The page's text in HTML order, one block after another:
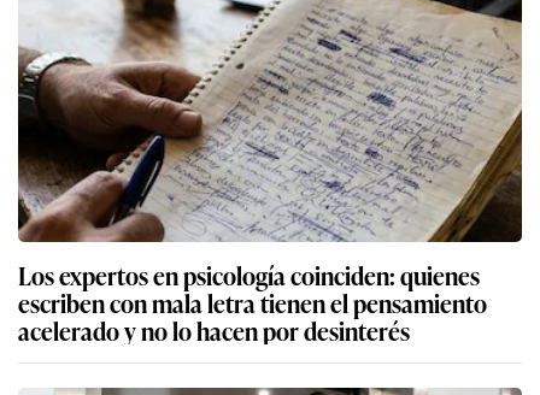
Los expertos en psicología coinciden: quienes
escriben con mala letra tienen el pensamiento
acelerado y no lo hacen por desinterés